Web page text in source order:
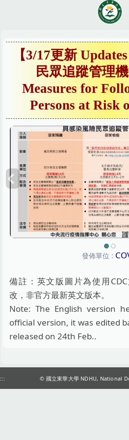
要
【3/17更新
民眾追蹤管理
Measures for
Persons at Risk
發佈單位 :
備註：英文版圖片為使用
改，非官方最新英文版本。
Note: The English version
official version, it was edited
released on 24th Feb..
::: © 國立東華大學 NDHU, National